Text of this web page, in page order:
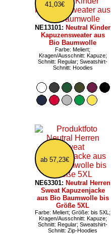
41,03€
NE13101: Neutral Kinder
Kapuzensweater aus
Bio Baumwolle
Farbe: Meliert;
Kragen/Ausschnitt: Kapuze;
Schnitt: Regular; Sweatshirt-
Schnitt: Hoodies
ab 57,23€
NE63301: Neutral Herren
Sweat Kapuzenjacke
aus Bio Baumwolle bis
Größe 5XL
Farbe: Meliert; Größe: bis 5XL;
Kragen/Ausschnitt: Kapuze;
Schnitt: Regular; Sweatshirt-
Schnitt: Zip-Hoodies